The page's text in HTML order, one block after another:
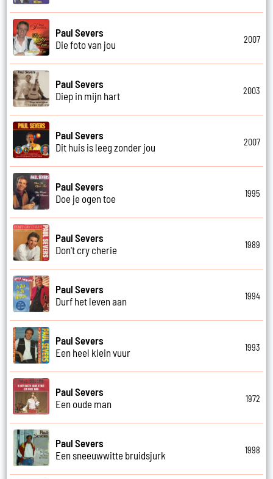
Paul Severs
Die foto van jou
2007
Paul Severs
Diep in mijn hart
2003
Paul Severs
Dit huis is leeg zonder jou
2007
Paul Severs
Doe je ogen toe
1995
Paul Severs
Don't cry cherie
1989
Paul Severs
Durf het leven aan
1994
Paul Severs
Een heel klein vuur
1993
Paul Severs
Een oude man
1972
Paul Severs
Een sneeuwwitte bruidsjurk
1998